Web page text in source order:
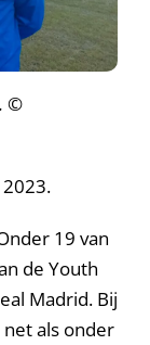
©
19 van
de Youth
Madrid. Bij
net als onder